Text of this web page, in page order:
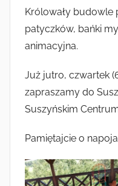
Królowały budowle
patyczków, bańki
animacyjna.
Już jutro, czwartek
zapraszamy do
Suszyńskim
Pamiętajcie o